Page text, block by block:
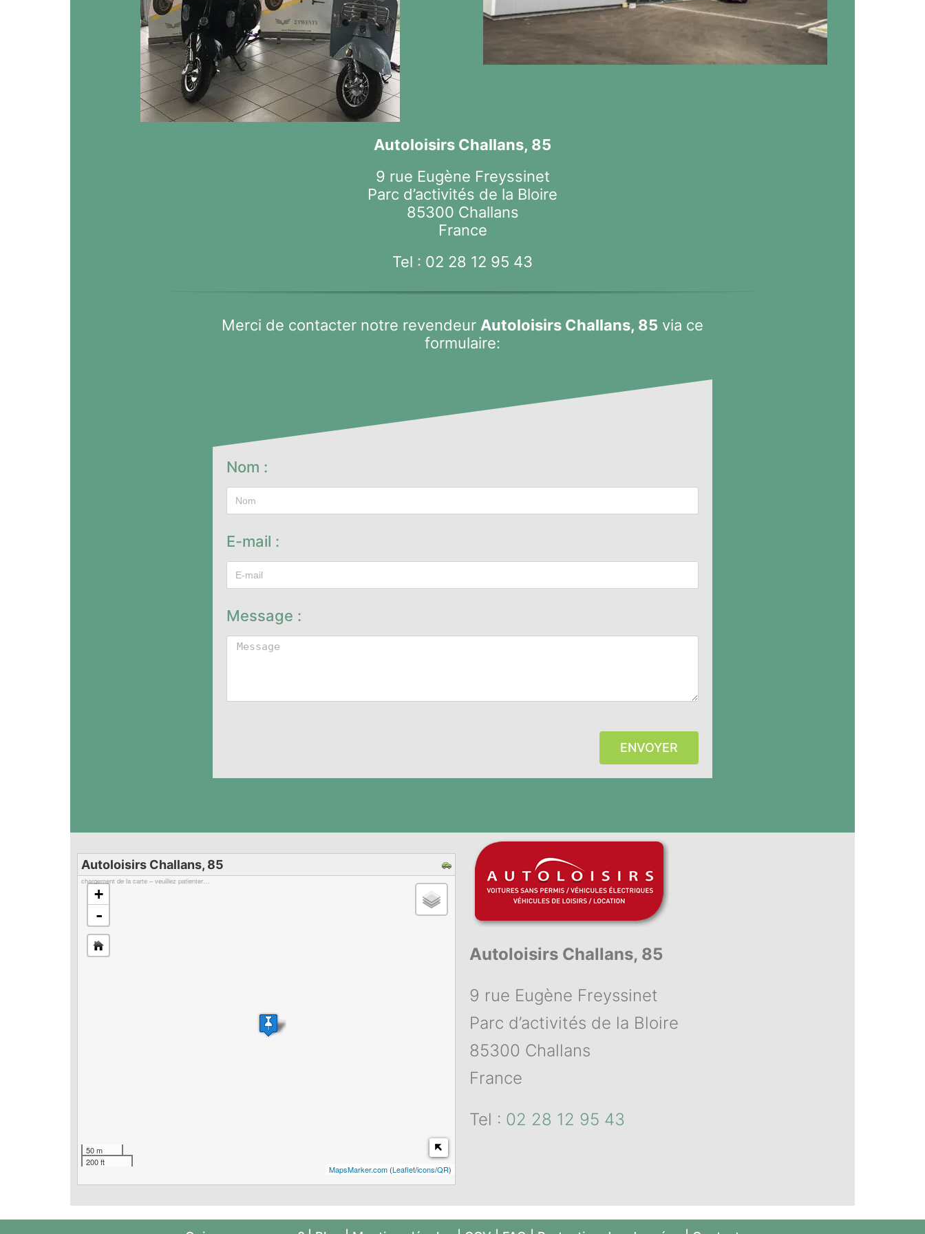
Autoloisirs Challans, 85
9 rue Eugène Freyssinet
Parc d’activités de la Bloire
85300 Challans
France
Tel : 02 28 12 95 43
Merci de contacter notre revendeur Autoloisirs Challans, 85 via ce
formulaire:
Nom :
E-mail :
Message :
ENVOYER
Autoloisirs Challans, 85
chargement de la carte – veuillez patienter…
+
-
50 m
200 ft
MapsMarker.com (Leaflet/icons/QR)
Autoloisirs Challans, 85
9 rue Eugène Freyssinet
Parc d’activités de la Bloire
85300 Challans
France
Tel : 02 28 12 95 43